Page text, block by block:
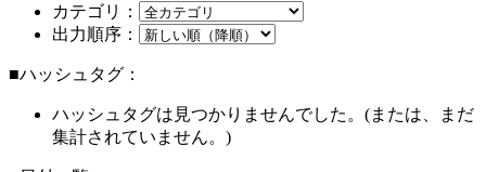
カテゴリ：
出力順序：
■ハッシュタグ：
ハッシュタグは見つかりませんでした。(または、まだ
集計されていません。)